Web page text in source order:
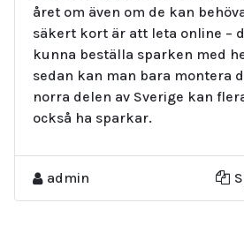
året om även om de kan
säkert kort är att leta online –
kunna beställa sparken med
sedan kan man bara montera
norra delen av Sverige kan
också ha sparkar.
admin